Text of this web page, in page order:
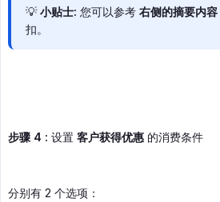
💡小贴士: 您可以参考 右侧的摘要内容
扣。
步骤 4 : 设置 客户获得优惠 的消费条件
分别有 2 个选项：